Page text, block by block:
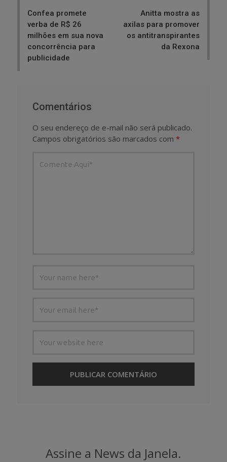
Confea promete
verba de R$ 26
milhões em sua nova
concorrência para
publicidade
Anitta mostra as
axilas para promover
os antitranspirantes
da Rexona
Comentários
O seu endereço de e-mail não será publicado.
Campos obrigatórios são marcados com *
Assine a News da Janela.